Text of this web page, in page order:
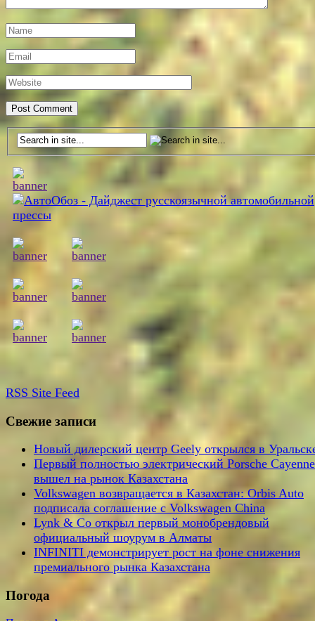
RSS Site Feed
Свежие записи
Новый дилерский центр Geely открылся в
Первый полностью электрический Porsche Cayenne
вышел на рынок Казахстана
Volkswagen возвращается в Казахстан: Orbis Auto
подписала соглашение с Volkswagen China
Lynk & Co открыл первый монобрендовый
официальный шоурум в Алматы
INFINITI демонстрирует рост на фоне снижения
премиального рынка Казахстана
Погода